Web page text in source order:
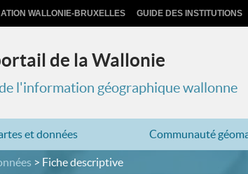
WALLONIE-BRUXELLES GUIDE DES INSTITUTIONS
de la Wallonie
de l'information géographique wallonne
et données Communauté
Fiche descriptive